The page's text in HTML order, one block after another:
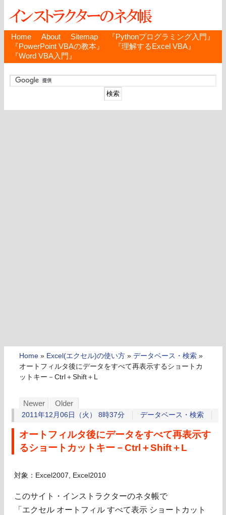
Home About Sitemap
『Pythonプログラミング入門』
『PowerPoint VBAの教本』
『理解するExcel VBA』
『Word VBA入門』
Home » Excel(エクセル)の使い方 » データベース・検索 »
オートフィルタ後にデータをすべて再表示するショートカ
ットキー－Ctrl＋Shift＋L
Newer Older
2011年12月06日（火） 8時37分 データベース・検索
オートフィルタ後にデータをすべて再表示す
るショートカットキー－Ctrl＋Shift＋L
対象：Excel2007, Excel2010
このサイト・インストラクターのネタ帳で
「エクセル オートフィル すべて表示 ショートカット